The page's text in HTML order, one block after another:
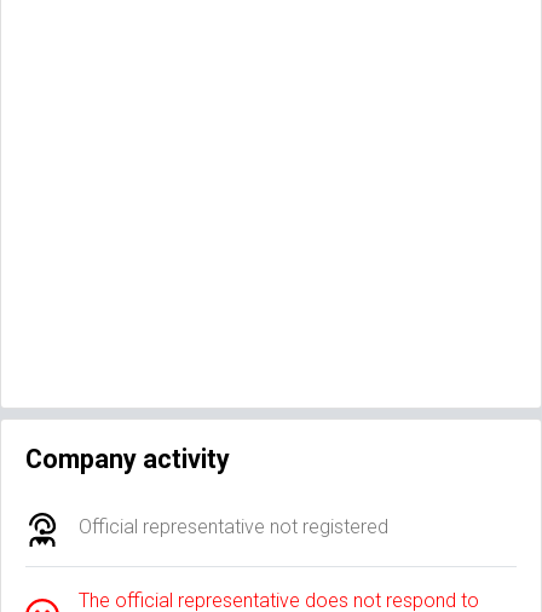
Company activity
Official representative not registered
The official representative does not respond to